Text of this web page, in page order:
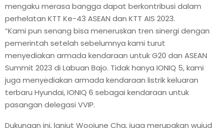
mengaku merasa bangga dapat berkontribusi dalam
perhelatan KTT Ke-43 ASEAN dan KTT AIS 2023.
“Kami pun senang bisa meneruskan tren sinergi dengan
pemerintah setelah sebelumnya kami turut
menyediakan armada kendaraan untuk G20 dan ASEAN
Summit 2023 di Labuan Bajo. Tidak hanya IONIQ 5, kami
juga menyediakan armada kendaraan listrik keluaran
terbaru Hyundai, IONIQ 6 sebagai kendaraan untuk
pasangan delegasi VVIP.
Dukungan ini, lanjut Woojune Cha, juga merupakan wujud